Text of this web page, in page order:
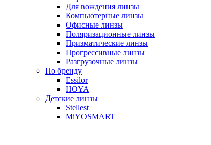
Для вождения линзы
Компьютерные линзы
Офисные линзы
Поляризационные линзы
Призматические линзы
Прогрессивные линзы
Разгрузочные линзы
По бренду
Essilor
HOYA
Детские линзы
Stellest
MiYOSMART